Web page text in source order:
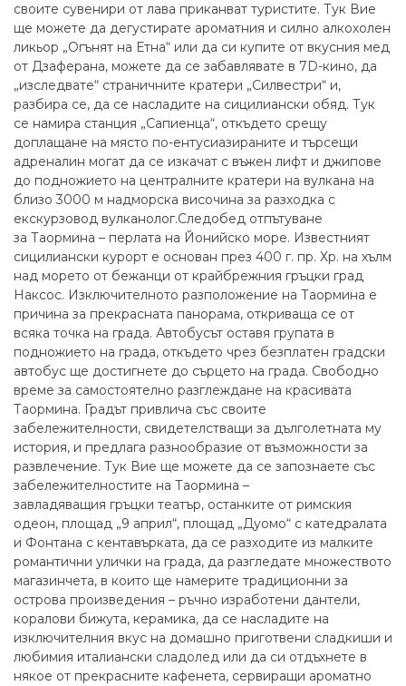
своите сувенири от лава приканват туристите. Тук Вие
ще можете да дегустирате ароматния и силно алкохолен
ликьор „Огънят на Етна“ или да си купите от вкусния мед
от Дзаферана, можете да се забавлявате в 7D-кино, да
„изследвате“ страничните кратери „Силвестри“ и,
разбира се, да се насладите на сицилиански обяд. Тук
се намира станция „Сапиенца“, откъдето срещу
доплащане на място по-ентусиазираните и търсещи
адреналин могат да се изкачат с въжен лифт и джипове
до подножието на централните кратери на вулкана на
близо 3000 м надморска височина за разходка с
екскурзовод вулканолог.Следобед отпътуване
за Таормина – перлата на Йонийско море. Известният
сицилиански курорт е основан през 400 г. пр. Хр. на хълм
над морето от бежанци от крайбрежния гръцки град
Наксос. Изключителното разположение на Таормина е
причина за прекрасната панорама, откриваща се от
всяка точка на града. Автобусът оставя групата в
подножието на града, откъдето чрез безплатен градски
автобус ще достигнете до сърцето на града. Свободно
време за самостоятелно разглеждане на красивата
Таормина. Градът привлича със своите
забележителности, свидетелстващи за дълголетната му
история, и предлага разнообразие от възможности за
развлечение. Тук Вие ще можете да се запознаете със
забележителностите на Таормина –
завладяващия гръцки театър, останките от римския
одеон, площад „9 април“, площад „Дуомо“ с катедралата
и Фонтана с кентавърката, да се разходите из малките
романтични улички на града, да разгледате множеството
магазинчета, в които ще намерите традиционни за
острова произведения – ръчно изработени дантели,
коралови бижута, керамика, да се насладите на
изключителния вкус на домашно приготвени сладкиши и
любимия италиански сладолед или да си отдъхнете в
някое от прекрасните кафенета, сервиращи ароматно